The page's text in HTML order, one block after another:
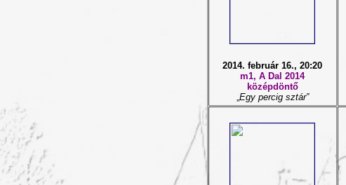
2014. február 16., 20:20
m1, A Dal 2014
középdöntő
„Egy percig sztár”